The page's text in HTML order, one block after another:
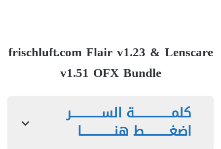
frischluft.com Flair v1.23 & Lenscare
v1.51 OFX Bundle
كلمـــــــــــــــة الســــــــــــر
اضغــــــــــط هنـــــــــــــا